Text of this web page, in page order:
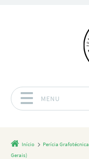
MENU
Início Perícia Grafotécnica
Gerais)